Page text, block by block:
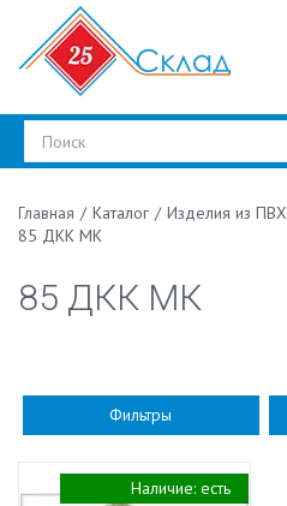
Главная / Каталог / Изделия из ПВХ
85 ДКК МК
85 ДКК МК
Фильтры
Наличие: есть